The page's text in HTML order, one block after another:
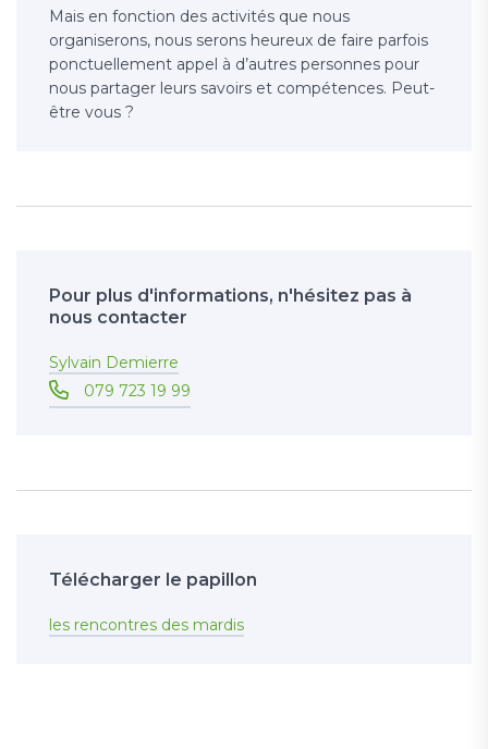
Mais en fonction des activités que nous
organiserons, nous serons heureux de faire parfois
ponctuellement appel à d’autres personnes pour
nous partager leurs savoirs et compétences. Peut-
être vous ?
Pour plus d'informations, n'hésitez pas à
nous contacter
Sylvain Demierre
079 723 19 99
Télécharger le papillon
les rencontres des mardis